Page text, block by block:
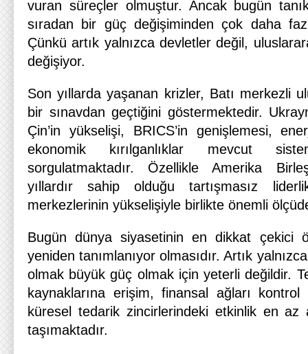
vuran süreçler olmuştur. Ancak bugün
sıradan bir güç değişiminden çok daha
Çünkü artık yalnızca devletler değil,
değişiyor.
Son yıllarda yaşanan krizler, Batı merkezli
bir sınavdan geçtiğini göstermektedir.
Çin’in yükselişi, BRICS’in genişlemesi,
ekonomik kırılganlıklar mevcut
sorgulatmaktadır. Özellikle Amerika
yıllardır sahip olduğu tartışmasız
merkezlerinin yükselişiyle birlikte önemli
Bugün dünya siyasetinin en dikkat çekici
yeniden tanımlanıyor olmasıdır. Artık
olmak büyük güç olmak için yeterli değildir.
kaynaklarına erişim, finansal ağları
küresel tedarik zincirlerindeki etkinlik en
taşımaktadır.